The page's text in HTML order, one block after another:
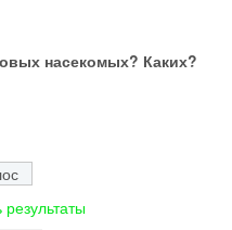
насекомых? Каких?